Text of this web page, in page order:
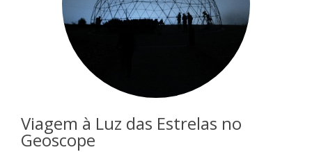
Viagem à Luz das Estrelas no
Geoscope